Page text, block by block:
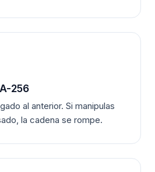
256
al anterior. Si manipulas
la cadena se rompe.